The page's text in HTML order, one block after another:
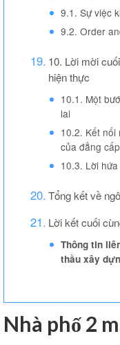
9.1. Sự việc
9.2. Order
10. Lời mời
hiện thực
10.1. Một
lai
10.2. Kết nối
của đẳng cấp
10.3. Lời
Tổng kết về
Lời kết cuối
Thông tin
thầu xây
Nhà phố 2